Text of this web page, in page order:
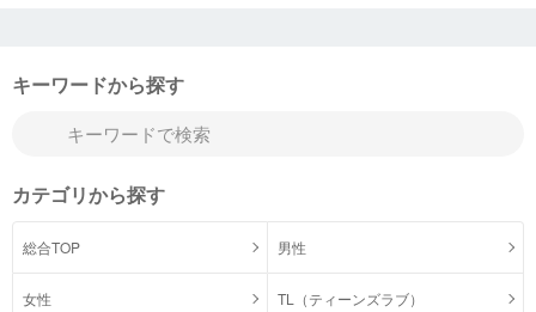
キーワードから探す
カテゴリから探す
総合TOP 男性
女性 TL（ティーンズラブ）